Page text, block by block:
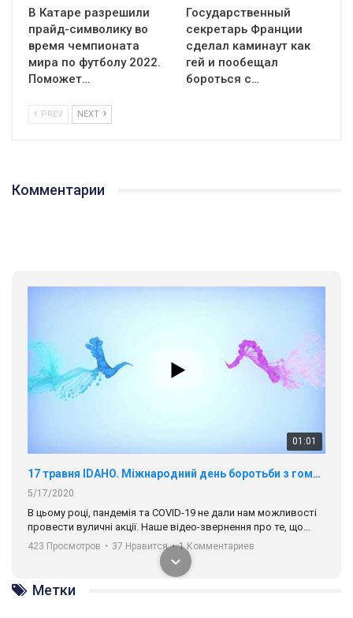
В Катаре разрешили
прайд-символику во
время чемпионата
мира по футболу 2022.
Поможет…
Государственный
секретарь Франции
сделал каминаут как
гей и пообещал
бороться с…
PREV NEXT
Комментарии
01:01
17 травня IDAHO. Міжнародний день боротьби з гомофобією трансфобією і біфобія.
провести вуличні акції. Наше відео-звернення про те, що
навіть коли ми у різних містах та не можемо зустрінеться, ми
разом. Ми закликаємо всіх хто поділяє цінності рівності та
солідарності, приєднатися до нас. Регіональні підрозділи
ГАУ є в 16 областях України.
Разом наш голос лунає гучніше!
Метки